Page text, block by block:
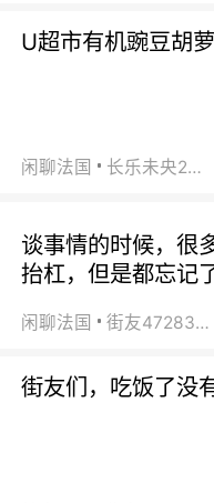
U超市有机豌豆胡萝
闲聊法国 长乐未央2015
谈事情的时候，很
抬杠，但是都忘记
闲聊法国 街友472838572
街友们，吃饭了没